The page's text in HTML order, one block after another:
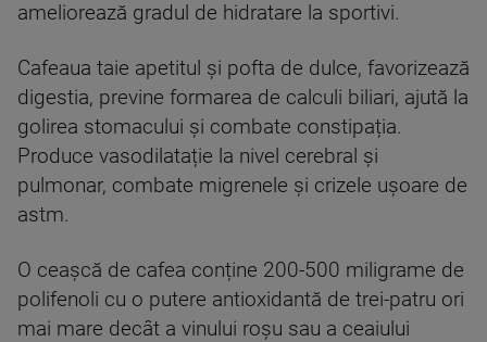
ameliorează gradul de hidratare la sportivi.
Cafeaua taie apetitul și pofta de dulce, favorizează
digestia, previne formarea de calculi biliari, ajută la
golirea stomacului și combate constipația.
Produce vasodilatație la nivel cerebral și
pulmonar, combate migrenele și crizele ușoare de
astm.
O ceașcă de cafea conține 200-500 miligrame de
polifenoli cu o putere antioxidantă de trei-patru ori
mai mare decât a vinului roșu sau a ceaiului